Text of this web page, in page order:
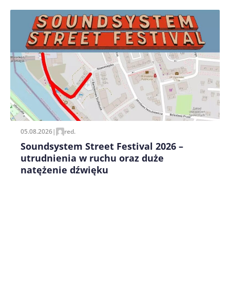
Zapamiętaj moje dane w tej przeglądarce podczas
pisania kolejnych komentarzy.
05.08.2026| red.
Soundsystem Street Festival 2026 –
utrudnienia w ruchu oraz duże
natężenie dźwięku